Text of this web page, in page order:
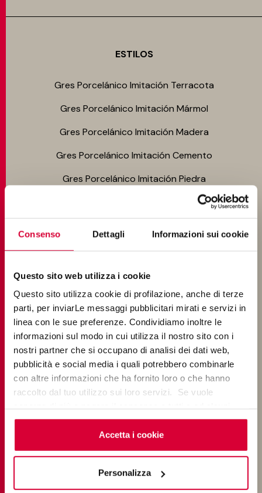
Consenso Dettagli Informazioni sui cookie
Questo sito web utilizza i cookie
Questo sito utilizza cookie di profilazione, anche di terze
parti, per inviarLe messaggi pubblicitari mirati e servizi in
linea con le sue preferenze. Condividiamo inoltre le
informazioni sul modo in cui utilizza il nostro sito con i
nostri partner che si occupano di analisi dei dati web,
pubblicità e social media i quali potrebbero combinarle
con altre informazioni che ha fornito loro o che hanno
raccolto dal tuo utilizzo sui loro servizi. Se vuole
cookieclicchi qui. Il consenso può essere espresso
cliccando sul tasto “Accetta i cookie”. Se non vuole i
cookie di profilazione può negare il consenso sul tasto
Accetta i cookie
Personalizza
ESTILOS
Gres Porcelánico Imitación Terracota
Gres Porcelánico Imitación Mármol
Gres Porcelánico Imitación Madera
Gres Porcelánico Imitación Cemento
Gres Porcelánico Imitación Piedra
AMBIENTES
Gres Porcelánico para el Baño
Gres Porcelánico en la Cocina
Gres Porcelánico para el Living
Baldosas para tu Dormitorio
Gres Porcelánico para Exteriores
Baldosas para Piscinas
COLORES
Gres Porcelánico Gris Claro
Gres Porcelánico Beige